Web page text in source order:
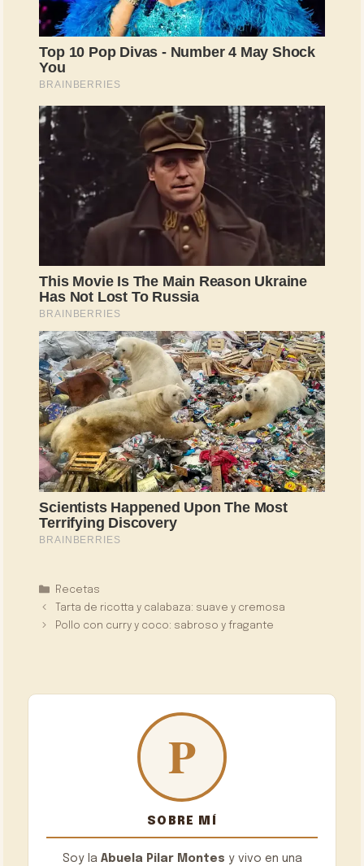
Categorías
Recetas
Tarta de ricotta y calabaza: suave y cremosa
Pollo con curry y coco: sabroso y fragante
SOBRE MÍ
Soy la Abuela Pilar Montes y vivo en una